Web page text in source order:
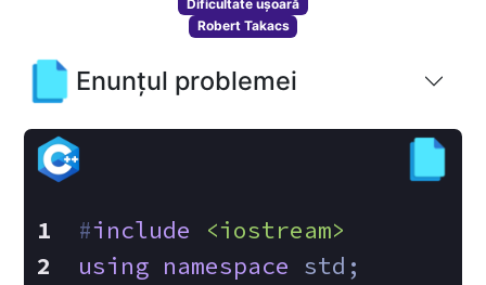
Dificultate ușoară
Robert Takacs
Enunțul problemei
#include
<iostream>
using namespace std;